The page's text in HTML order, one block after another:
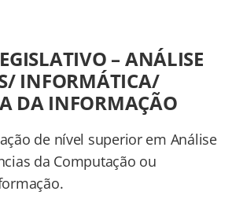
– ANÁLISE
INFORMÁTICA/
DA INFORMAÇÃO
de nível superior em Análise
da Computação ou